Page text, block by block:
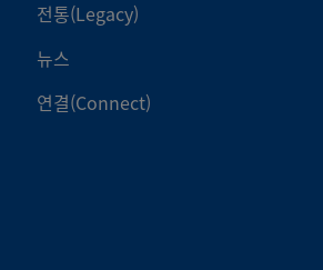
전통(Legacy)
뉴스
연결(Connect)